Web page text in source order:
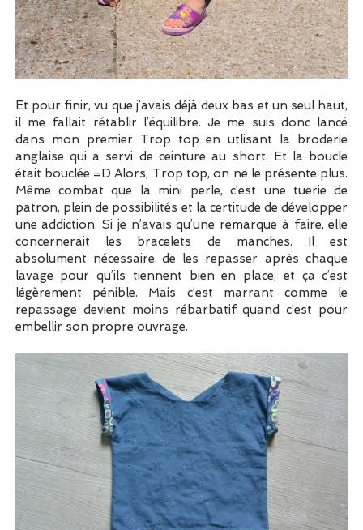
Et pour finir, vu que j’avais déjà deux bas et un seul haut,
il me fallait rétablir l’équilibre. Je me suis donc lancé
dans mon premier Trop top en utlisant la broderie
anglaise qui a servi de ceinture au short. Et la boucle
était bouclée =D Alors, Trop top, on ne le présente plus.
Même combat que la mini perle, c’est une tuerie de
patron, plein de possibilités et la certitude de développer
une addiction. Si je n’avais qu’une remarque à faire, elle
concernerait les bracelets de manches. Il est
absolument nécessaire de les repasser après chaque
lavage pour qu’ils tiennent bien en place, et ça c’est
légèrement pénible. Mais c’est marrant comme le
repassage devient moins rébarbatif quand c’est pour
embellir son propre ouvrage.